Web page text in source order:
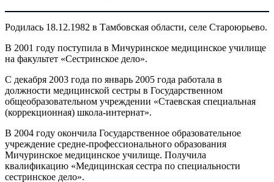
Родилась 18.12.1982 в Тамбовская области, селе Староюрьево.
В 2001 году поступила в Мичуринское медицинское училище
на факультет «Сестринское дело».
С декабря 2003 года по январь 2005 года работала в
должности медицинской сестры в Государственном
общеобразовательном учреждении «Стаевская специальная
(коррекционная) школа-интернат».
В 2004 году окончила Государственное образовательное
учреждение средне-профессионального образования
Мичуринское медицинское училище. Получила
квалификацию «Медицинская сестра по специальности
сестринское дело».